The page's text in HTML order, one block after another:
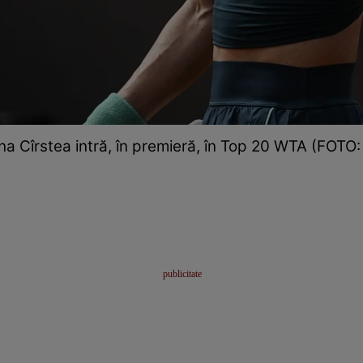
Cîrstea intră, în premieră, în Top 20 WTA (FOTO: